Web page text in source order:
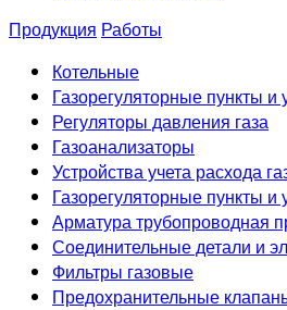
Продукция Работы
Котельные
Газорегуляторные пункты и
Регуляторы давления газа
Газоанализаторы
Устройства учета расхода
Газорегуляторные пункты и
Арматура трубопроводная
Соединительные детали и
Фильтры газовые
Предохранительные